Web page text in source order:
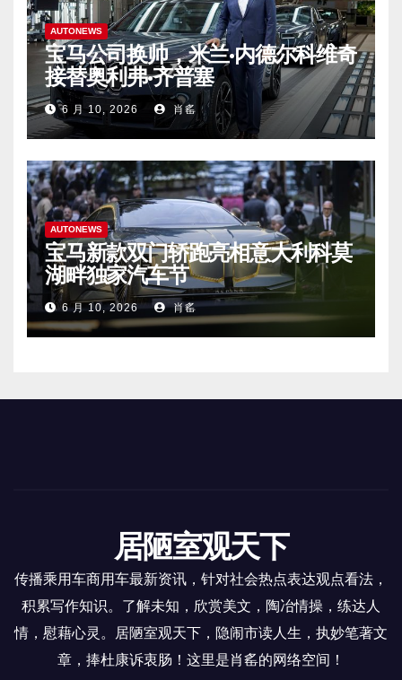
AUTONEWS
宝马公司换帅，米兰·内德尔科维奇
接替奥利弗·齐普塞
6 月 10, 2026 肖䍃
AUTONEWS
宝马新款双门轿跑亮相意大利科莫
湖畔独家汽车节
6 月 10, 2026 肖䍃
居陋室观天下
传播乘用车商用车最新资讯，针对社会热点表达观点看法，
积累写作知识。了解未知，欣赏美文，陶冶情操，练达人
情，慰藉心灵。居陋室观天下，隐闹市读人生，执妙笔著文
章，捧杜康诉衷肠！这里是肖䍃的网络空间！